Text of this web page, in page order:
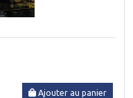
Ajouter au panier